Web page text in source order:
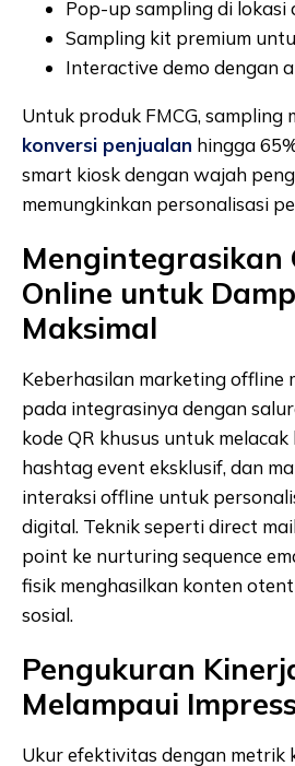
Pop-up sampling di
Sampling kit premium
Interactive demo dengan
Untuk produk FMCG, sampling
konversi penjualan hingga
smart kiosk dengan wajah
memungkinkan personalisasi
Mengintegrasikan
Online untuk
Maksimal
Keberhasilan marketing offline
pada integrasinya dengan
kode QR khusus untuk
hashtag event eksklusif, dan
interaksi offline untuk
digital. Teknik seperti direct
point ke nurturing sequence
fisik menghasilkan konten
sosial.
Pengukuran
Melampaui
Ukur efektivitas dengan metrik